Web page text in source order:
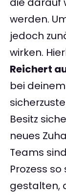
werden.
jedoch
wirken.
Reichert
bei
Besitz
neues
Teams
Prozess
gestalten,